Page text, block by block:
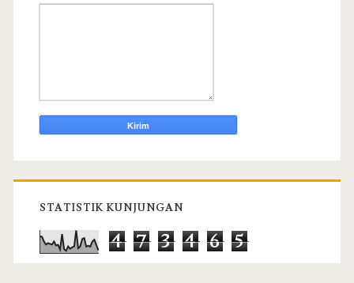
STATISTIK KUNJUNGAN
4 7 3 4 6 5